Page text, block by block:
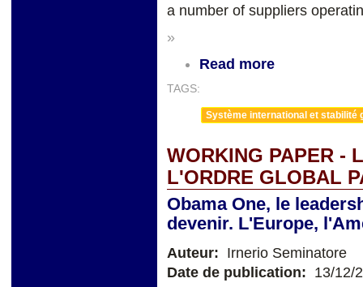
a number of suppliers
»
Read more
TAGS:
Système international et stabilité
WORKING PAPER -
L'ORDRE GLOBAL
Obama One, le
devenir. L'Europe,
Auteur: Irnerio Seminatore
Date de publication: 13/12/